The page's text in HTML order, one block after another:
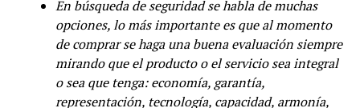
En búsqueda de seguridad se habla de muchas
opciones, lo más importante es que al momento
de comprar se haga una buena evaluación siempre
mirando que el producto o el servicio sea integral
o sea que tenga: economía, garantía,
representación, tecnología, capacidad, armonía,